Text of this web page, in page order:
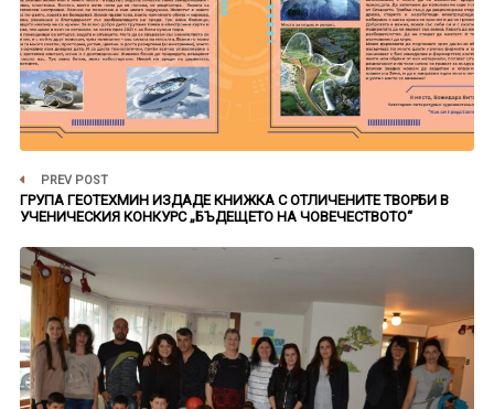
PREV POST
ГРУПА ГЕОТЕХМИН ИЗДАДЕ КНИЖКА С ОТЛИЧЕНИТЕ ТВОРБИ В
УЧЕНИЧЕСКИЯ КОНКУРС „БЪДЕЩЕТО НА ЧОВЕЧЕСТВОТО“